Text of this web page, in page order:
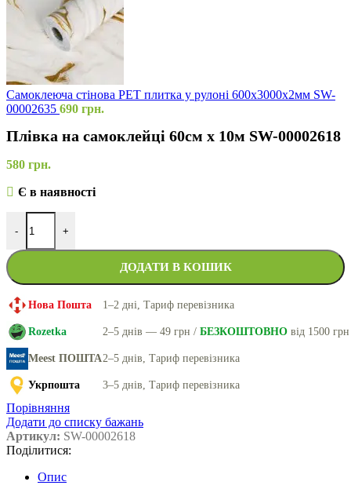
Самоклеюча стінова PET плитка у рулоні 600х3000х2мм SW-
00002635 690 грн.
Плівка на самоклейці 60см х 10м SW-00002618
580 грн.
Є в наявності
- +
ДОДАТИ В КОШИК
Нова Пошта 1–2 дні, Тариф перевізника
Rozetka 2–5 днів — 49 грн / БЕЗКОШТОВНО від 1500 грн
Meest ПОШТА2–5 днів, Тариф перевізника
Укрпошта 3–5 днів, Тариф перевізника
Порівняння
Додати до списку бажань
Артикул: SW-00002618
Поділитися:
Опис